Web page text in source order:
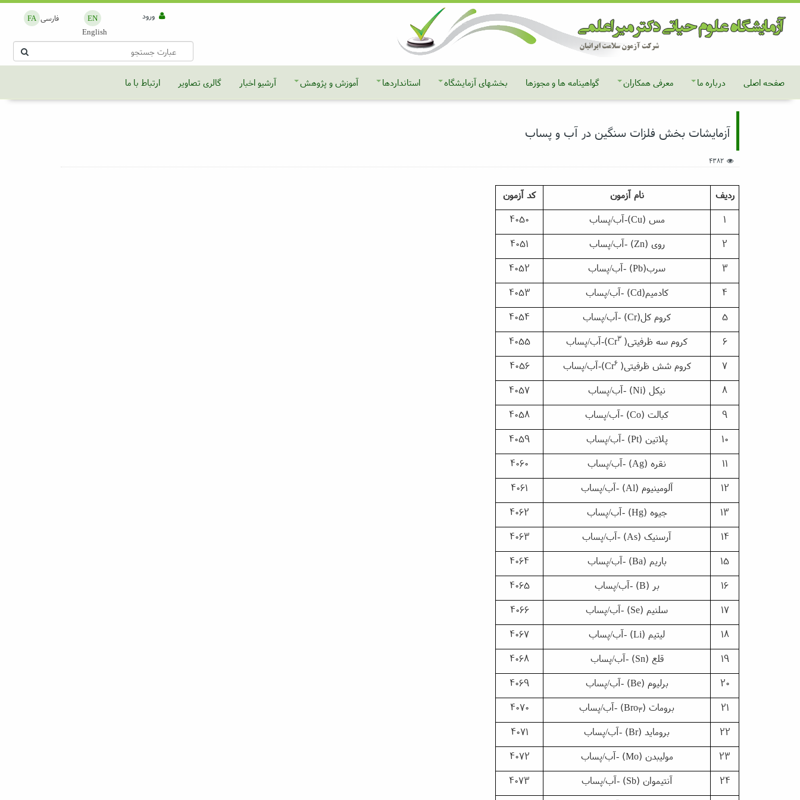
ورود EN
English
FA فارسی
صفحه اصلی درباره ما معرفی همکاران گواهینامه ها و مجوزها بخشهای آزمایشگاه استانداردها آموزش و پژوهش آرشیو اخبار گالری تصاویر ارتباط با ما
آزمایشات بخش فلزات سنگین در آب و پساب
4382
رديف نامآزمون كدآزمون
1
مس (Cu)-آب/پساب
4050
2
روی (Zn) -آب/پساب
4051
3
سرب(Pb) -آب/پساب
4052
4
کادمیم(Cd) -آب/پساب
4053
5
کروم کل(Cr) -آب/پساب
4054
6
کروم سه ظرفیتی (Cr3 ) -آب/پساب
4055
7
کروم شش ظرفیتی (Cr6 ) -آب/پساب
4056
8
نیکل (Ni) -آب/پساب
4057
9
کبالت (Co) -آب/پساب
4058
10
پلاتین (Pt) -آب/پساب
4059
11
نقره (Ag) -آب/پساب
4060
12
آلومینیوم (Al) -آب/پساب
4061
13
جیوه (Hg) -آب/پساب
4062
14
آرسنیک (As) -آب/پساب
4063
15
باریم (Ba) -آب/پساب
4064
16
بر (B) -آب/پساب
4065
17
سلنیم (Se) -آب/پساب
4066
18
لیتیم (Li) -آب/پساب
4067
19
قلع (Sn) -آب/پساب
4068
20
برلیوم (Be) -آب/پساب
4069
21
برومات (Bro3) -آب/پساب
4070
22
بروماید (Br) -آب/پساب
4071
23
مولیبدن (Mo) -آب/پساب
4072
24
آنتیموان (Sb) -آب/پساب
4073